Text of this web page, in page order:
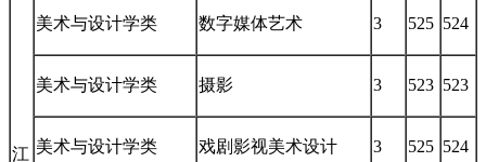
江
美术与设计学类 数字媒体艺术 3 525 524
美术与设计学类 摄影 3 523 523
美术与设计学类 戏剧影视美术设计 3 525 524